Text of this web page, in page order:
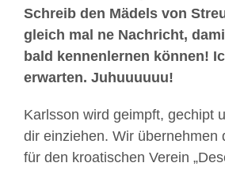
Schreib den Mädels von
gleich mal ne Nachricht,
bald kennenlernen können!
erwarten. Juhuuuuuu!
Karlsson wird geimpft, gechipt
dir einziehen. Wir übernehmen
für den kroatischen Verein